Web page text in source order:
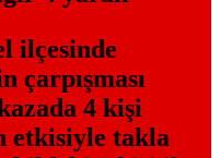
ilçesinde
çarpışması
4 kişi
etkisiyle takla